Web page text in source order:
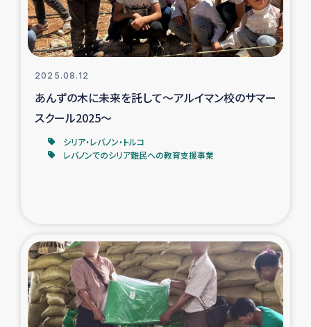
2025.08.12
あんずの木に未来を託して～アルイマン校のサマー
スクール2025～
シリア・レバノン・トルコ
レバノンでのシリア難民への教育支援事業